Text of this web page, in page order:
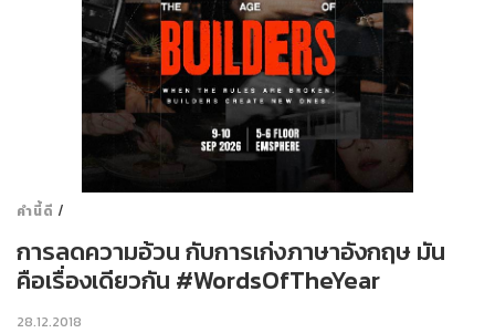
คำนี้ดี /
การลดความอ้วน กับการเก่งภาษาอังกฤษ มัน
คือเรื่องเดียวกัน #WordsOfTheYear
28.12.2018